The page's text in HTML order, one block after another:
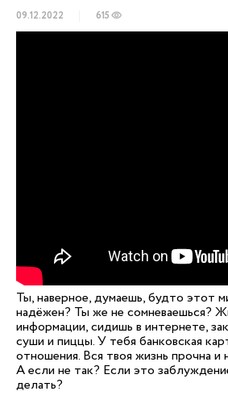
09.12.2022 615
Ты, наверное, думаешь, будто этот
надёжен? Ты же не сомневаешься?
информации, сидишь в интернете,
суши и пиццы. У тебя банковская
отношения. Вся твоя жизнь прочна и
А если не так? Если это
делать?